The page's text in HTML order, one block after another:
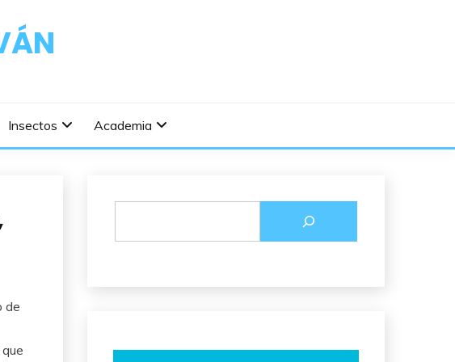
Insectos Academia
de